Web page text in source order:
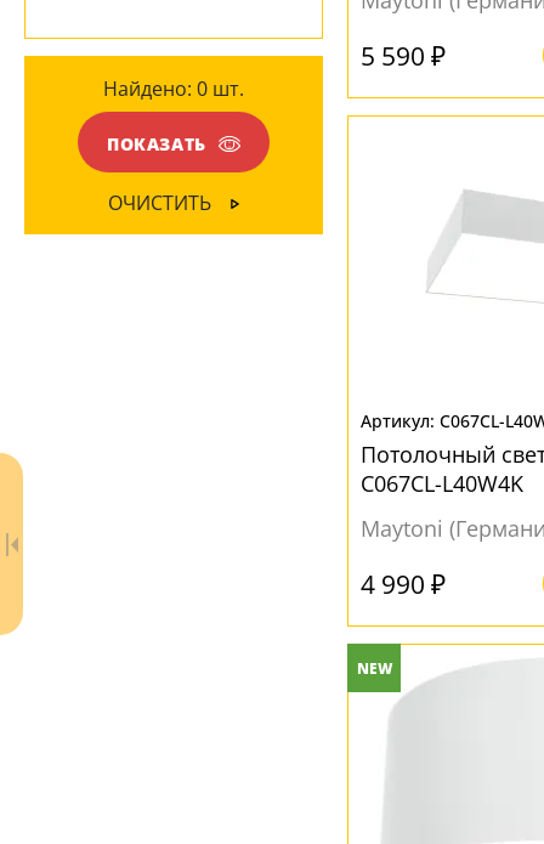
5 590 ₽
C067CL-
Потолочный
C067CL-L40W4K
Maytoni
4 990 ₽
NEW
МАТЕРИАЛ
ПОВЕРХНОСТЬ
Глянцевый(2)
Матовый
Найдено: 0 шт.
ПОКАЗАТЬ
ОЧИСТИТЬ